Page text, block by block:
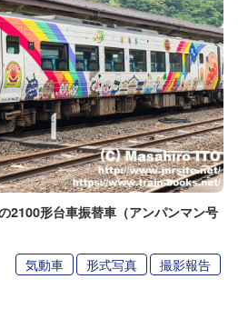
2100形台車振替車（アンパンマン号
気動車 形式写真 撮影報告